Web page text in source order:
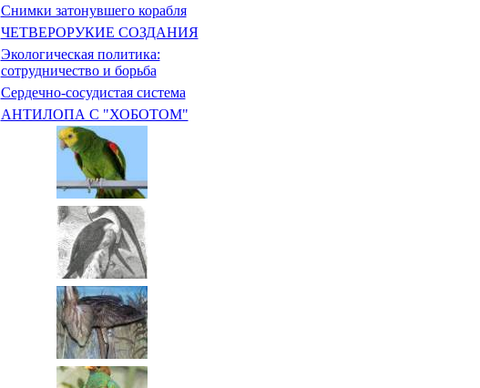
Снимки затонувшего корабля
ЧЕТВЕРОРУКИЕ СОЗДАНИЯ
Экологическая политика:
сотрудничество и борьба
Сердечно-сосудистая система
АНТИЛОПА С "ХОБОТОМ"